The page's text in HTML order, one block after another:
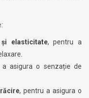
elasticitate, pentru a
asigura o senzație de
, pentru a asigura o